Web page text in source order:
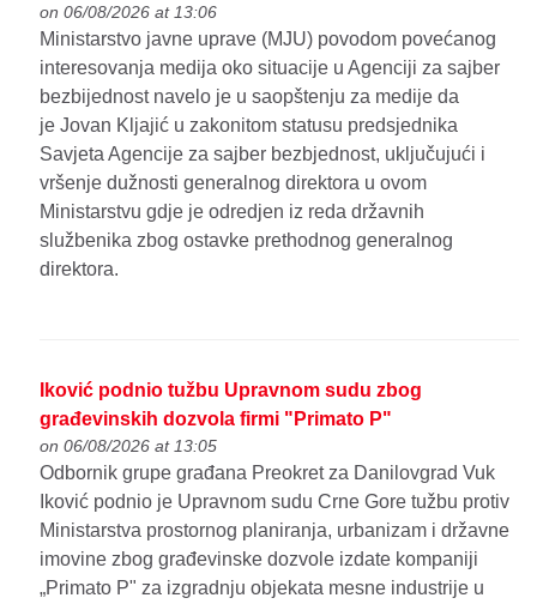
on 06/08/2026 at 13:06
Ministarstvo javne uprave (MJU) povodom povećanog
interesovanja medija oko situacije u Agenciji za sajber
bezbijednost navelo je u saopštenju za medije da
je Jovan Kljajić u zakonitom statusu predsjednika
Savjeta Agencije za sajber bezbjednost, uključujući i
vršenje dužnosti generalnog direktora u ovom
Ministarstvu gdje je odredjen iz reda državnih
službenika zbog ostavke prethodnog generalnog
direktora.
Iković podnio tužbu Upravnom sudu zbog
građevinskih dozvola firmi "Primato P"
on 06/08/2026 at 13:05
Odbornik grupe građana Preokret za Danilovgrad Vuk
Iković podnio je Upravnom sudu Crne Gore tužbu protiv
Ministarstva prostornog planiranja, urbanizam i državne
imovine zbog građevinske dozvole izdate kompaniji
„Primato P" za izgradnju objekata mesne industrije u